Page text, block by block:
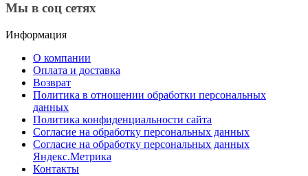
Мы в соц сетях
Информация
О компании
Оплата и доставка
Возврат
Политика в отношении обработки персональных
данных
Политика конфиденциальности сайта
Согласие на обработку персональных данных
Согласие на обработку персональных данных
Яндекс.Метрика
Контакты